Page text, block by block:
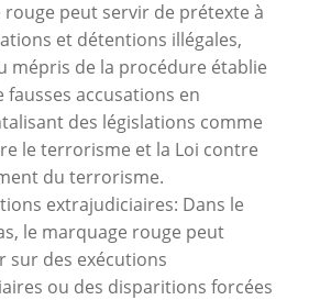
rouge peut servir de prétexte à
et détentions illégales,
mépris de la procédure établie
fausses accusations en
des législations comme
le terrorisme et la Loi contre
du terrorisme.
extrajudiciaires: Dans le
le marquage rouge peut
sur des exécutions
ou des disparitions forcées